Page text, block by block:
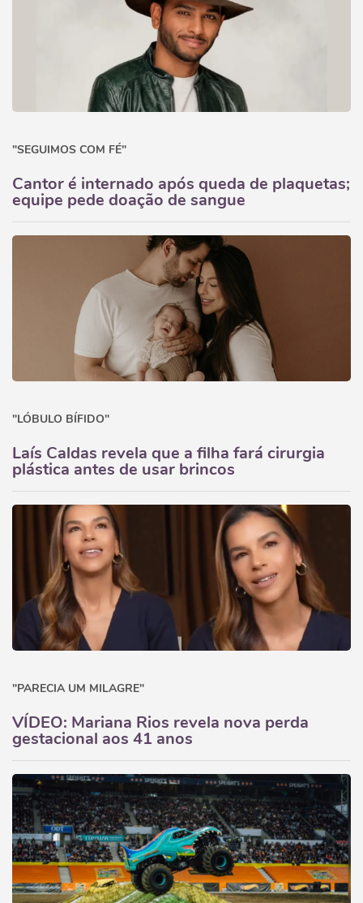
"SEGUIMOS COM FÉ"
Cantor é internado após queda de plaquetas;
equipe pede doação de sangue
"LÓBULO BÍFIDO"
Laís Caldas revela que a filha fará cirurgia
plástica antes de usar brincos
"PARECIA UM MILAGRE"
VÍDEO: Mariana Rios revela nova perda
gestacional aos 41 anos